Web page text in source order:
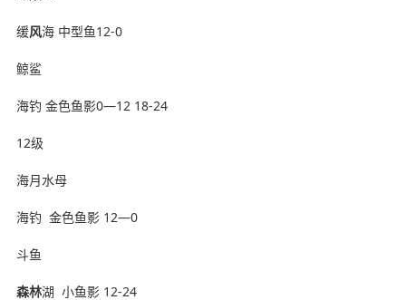
缓风海 中型鱼12-0
鲸鲨
海钓 金色鱼影0—12 18-24
12级
海月水母
海钓 ️ 金色鱼影 12—0
斗鱼
森林湖 ️ 小鱼影 12-24